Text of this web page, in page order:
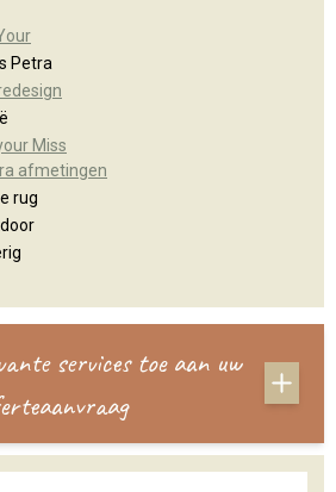
Petra
Miss
afmetingen
rug
services toe aan uw